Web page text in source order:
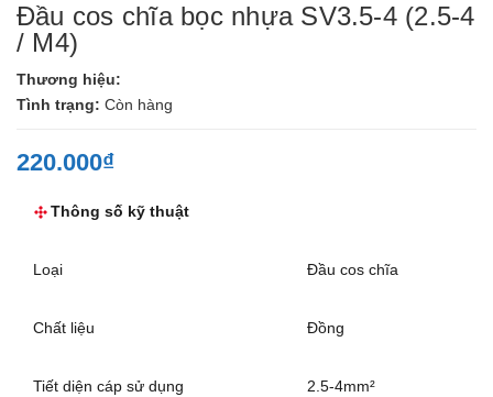
Đầu cos chĩa bọc nhựa SV3.5-4 (2.5-4
/ M4)
Thương hiệu:
Tình trạng: Còn hàng
220.000₫
Thông số kỹ thuật
Loại Đầu cos chĩa
Chất liệu Đồng
Tiết diện cáp sử dụng 2.5-4mm²